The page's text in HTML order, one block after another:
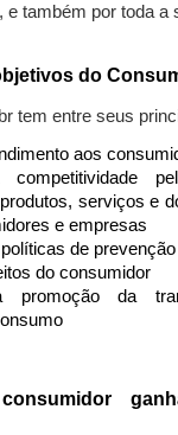
e também por toda a
do
tem entre seus
aos
competitividade
serviços e
e empresas
de
do consumidor
promoção da